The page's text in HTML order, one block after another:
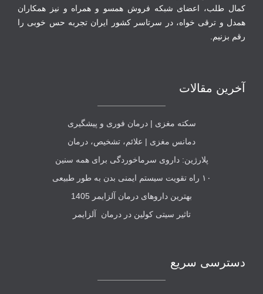
‏کمال طلب، اعضای شبکه فروش همسو و همراه و نیز همکاران
همدل و ترقی‏ خواه، در سرتاسر کشور ایران تجربه حس خوبی را
رقم بزنیم.
آخرین مقالات
سکته مغزی | درمان فوری و پیشگیری
دمانس مغزی | علائم، تشخیص، درمان
پلارژین: داروی سرماخوردگی برای همه سنین
۱۰ راه تقویت سیستم ایمنی بدن به طور طبیعی
بهترین داروهای درمان آلزایمر 1405
تاثیر سیتی کولین در درمان آلزایمر
دسترسی سریع